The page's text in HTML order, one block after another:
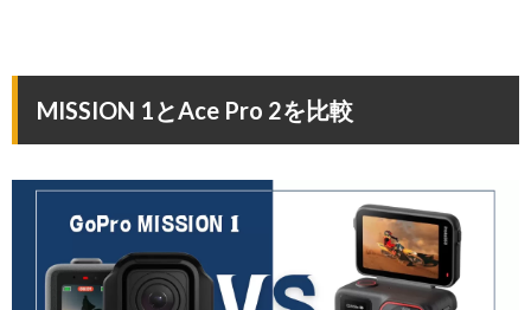
MISSION 1とAce Pro 2を比較